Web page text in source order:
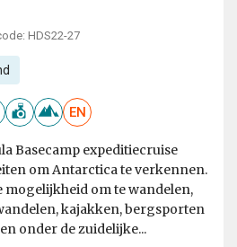
HDS22-27
EN
Basecamp expeditiecruise
om Antarctica te verkennen.
mogelijkheid om te wandelen,
kajakken, bergsporten
onder de zuidelijke...